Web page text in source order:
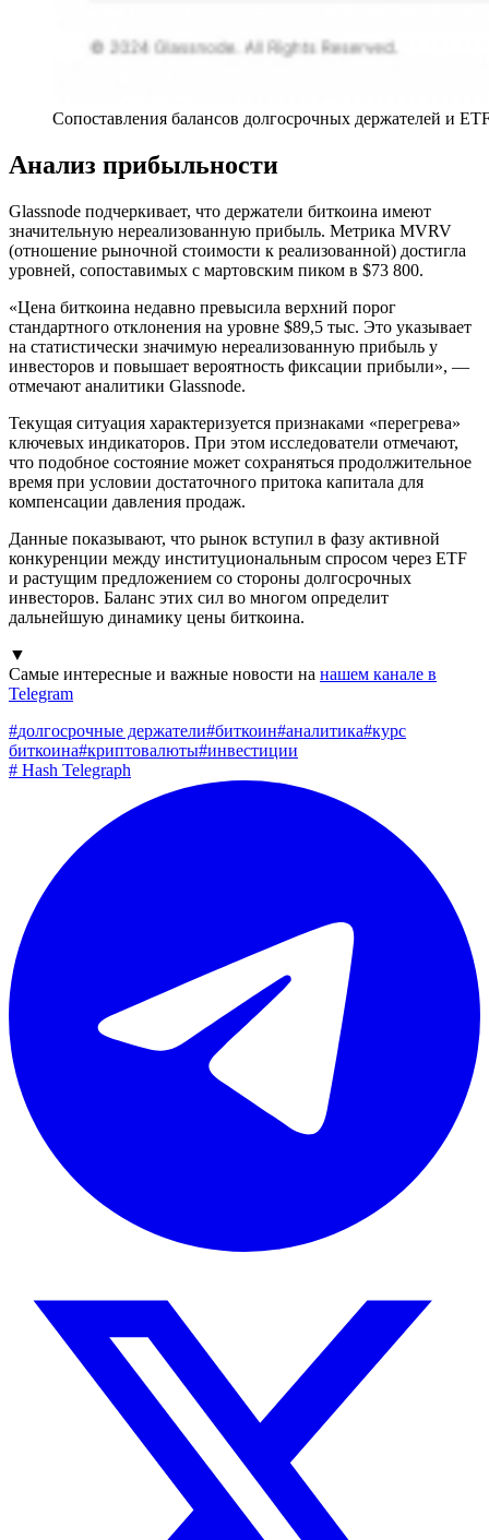
Сопоставления балансов долгосрочных держателей и
Анализ прибыльности
Glassnode подчеркивает, что держатели биткоина имеют
значительную нереализованную прибыль. Метрика MVRV
(отношение рыночной стоимости к реализованной) достигла
уровней, сопоставимых с мартовским пиком в $73 800.
«Цена биткоина недавно превысила верхний порог
стандартного отклонения на уровне $89,5 тыс. Это указывает
на статистически значимую нереализованную прибыль у
инвесторов и повышает вероятность фиксации прибыли», —
отмечают аналитики Glassnode.
Текущая ситуация характеризуется признаками «перегрева»
ключевых индикаторов. При этом исследователи отмечают,
что подобное состояние может сохраняться продолжительное
время при условии достаточного притока капитала для
компенсации давления продаж.
Данные показывают, что рынок вступил в фазу активной
конкуренции между институциональным спросом через ETF
и растущим предложением со стороны долгосрочных
инвесторов. Баланс этих сил во многом определит
дальнейшую динамику цены биткоина.
▼
Самые интересные и важные новости на нашем канале в
Telegram
#долгосрочные держатели#биткоин#аналитика#курс
биткоина#криптовалюты#инвестиции
# Hash Telegraph